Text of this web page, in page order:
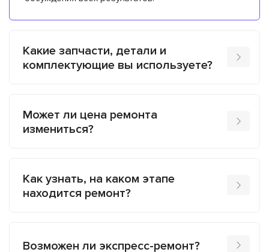
Какие запчасти, детали и
комплектующие вы используете?
Может ли цена ремонта
измениться?
Как узнать, на каком этапе
находится ремонт?
Возможен ли экспресс-ремонт?